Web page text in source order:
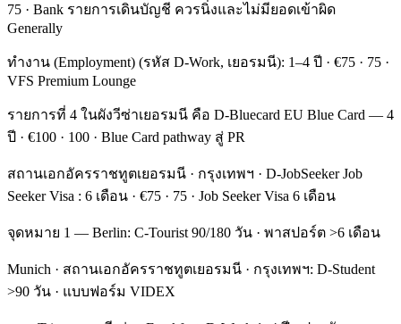
75 · Bank รายการเดินบัญชี ควรนิ่งและไม่มียอดเข้าผิด
Generally
ทำงาน (Employment) (รหัส D-Work, เยอรมนี): 1–4 ปี · €75 · 75 ·
VFS Premium Lounge
รายการที่ 4 ในผังวีซ่าเยอรมนี คือ D-Bluecard EU Blue Card — 4
ปี · €100 · 100 · Blue Card pathway สู่ PR
สถานเอกอัครราชทูตเยอรมนี · กรุงเทพฯ · D-JobSeeker Job
Seeker Visa : 6 เดือน · €75 · 75 · Job Seeker Visa 6 เดือน
จุดหมาย 1 — Berlin: C-Tourist 90/180 วัน · พาสปอร์ต >6 เดือน
Munich · สถานเอกอัครราชทูตเยอรมนี · กรุงเทพฯ: D-Student
>90 วัน · แบบฟอร์ม VIDEX